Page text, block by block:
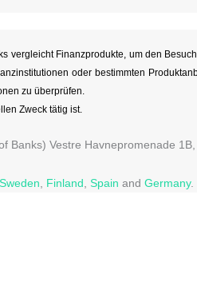
vergleicht Finanzprodukte, um den
oder bestimmten
zu überprüfen.
Zweck tätig ist.
Banks) Vestre Havnepromenade
Sweden Finland Spain and Germany.